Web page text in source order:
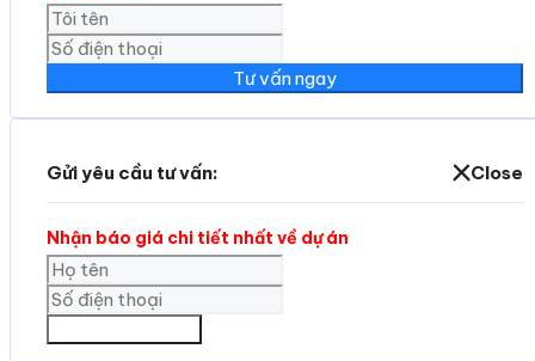
Tư vấn ngay
Gửi yêu cầu tư vấn: Close
Nhận báo giá chi tiết nhất về dự án